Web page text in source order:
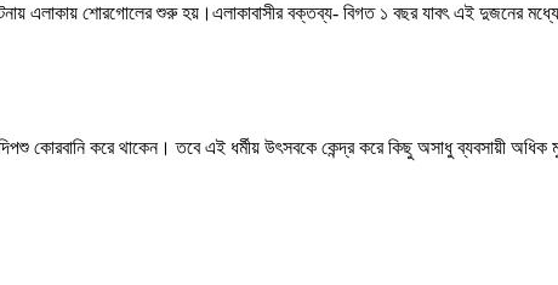
এলাকায় শোরগোলের শুরু হয়।এলাকাবাসীর বক্তব্য- বিগত ১ বছর যাবৎ এই দুজনের
কোরবানি করে থাকেন। তবে এই ধর্মীয় উৎসবকে কেন্দ্র করে কিছু অসাধু ব্যবসায়ী